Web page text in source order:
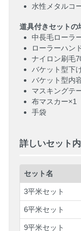
水性メタルコ
道具付きセットの
中長毛ローラ
ローラーハン
ナイロン刷毛
バケット型下
バケット型内
マスキングテ
布マスカー×1
手袋
詳しいセット
セット名
3平米セット
6平米セット
9平米セット